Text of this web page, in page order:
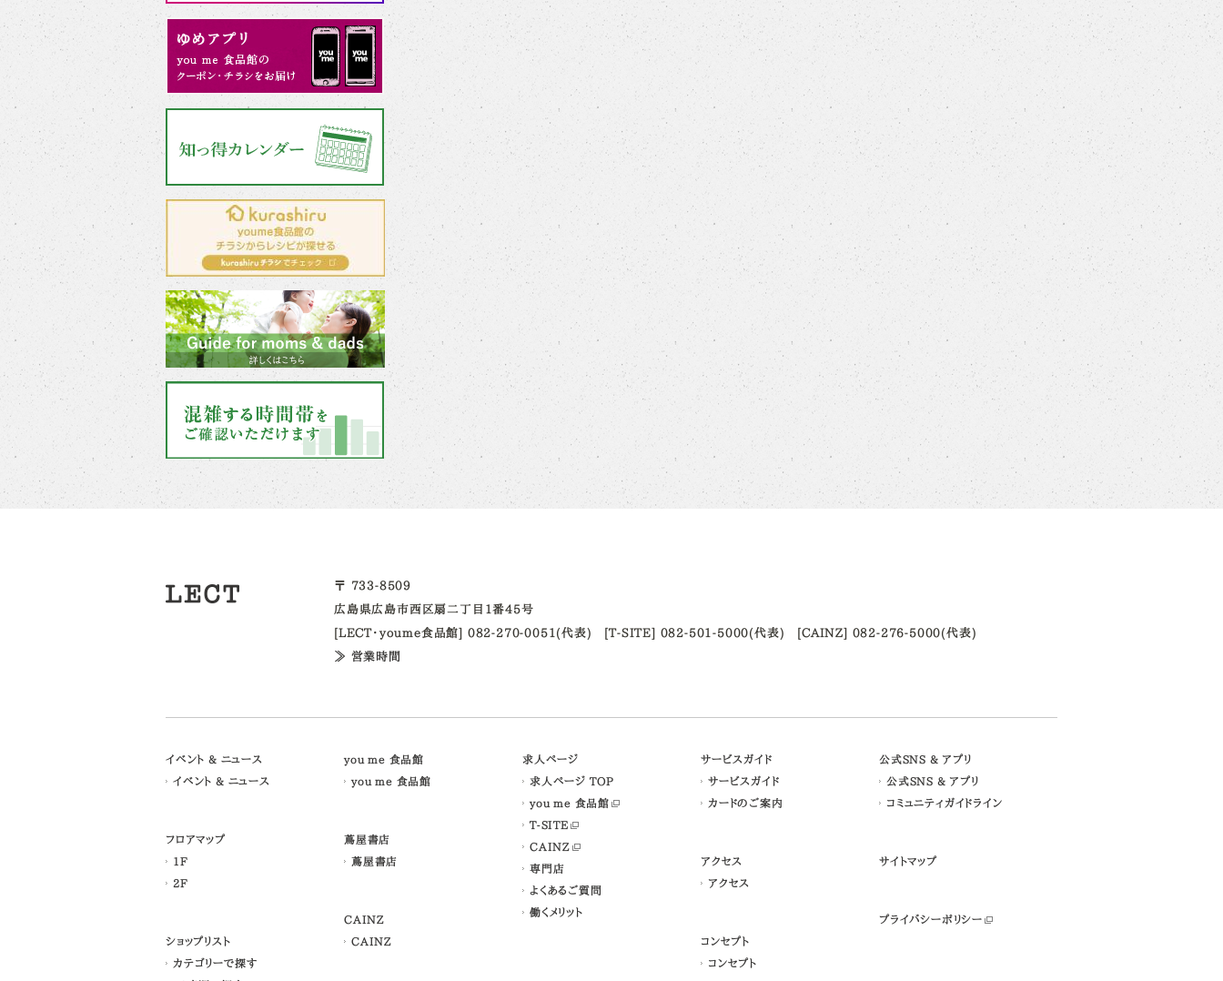
〒 733-8509
広島県広島市西区扇二丁目1番45号
[LECT・youme食品館] 082-270-0051(代表)
[T-SITE] 082-501-5000(代表)
[CAINZ] 082-276-5000(代表)
≫ 営業時間
イベント & ニュース
イベント & ニュース
フロアマップ
1F
2F
ショップリスト
カテゴリーで探す
you me 食品館
you me 食品館
蔦屋書店
蔦屋書店
CAINZ
CAINZ
求人ページ
求人ページ TOP
you me 食品館
T-SITE
CAINZ
専門店
よくあるご質問
働くメリット
サービスガイド
サービスガイド
カードのご案内
アクセス
アクセス
コンセプト
コンセプト
公式SNS & アプリ
公式SNS & アプリ
コミュニティガイドライン
サイトマップ
プライバシーポリシー